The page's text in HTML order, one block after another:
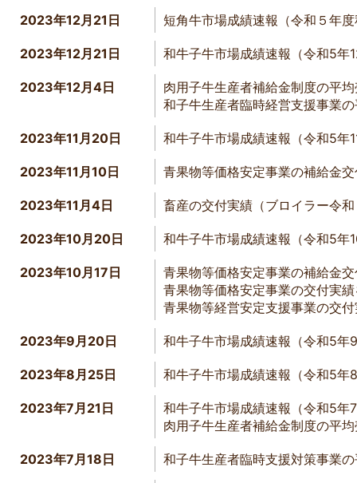
2023年12月21日 短角牛市場成績速報（令和５年
2023年12月21日 和牛子牛市場成績速報（令和5年
2023年12月4日
肉用子牛生産者補給金制度の平
和子牛生産者臨時経営支援事業
2023年11月20日 和牛子牛市場成績速報（令和5年
2023年11月10日 青果物等価格安定事業の補給金
2023年11月4日 畜産の交付実績（ブロイラー令
2023年10月20日 和牛子牛市場成績速報（令和5年
2023年10月17日
青果物等価格安定事業の補給金
青果物等価格安定事業の交付実
青果物等経営安定支援事業の交
2023年9月20日 和牛子牛市場成績速報（令和5年
2023年8月25日 和牛子牛市場成績速報（令和5年
2023年7月21日
和牛子牛市場成績速報（令和5年
肉用子牛生産者補給金制度の平
2023年7月18日 和子牛生産者臨時支援対策事業